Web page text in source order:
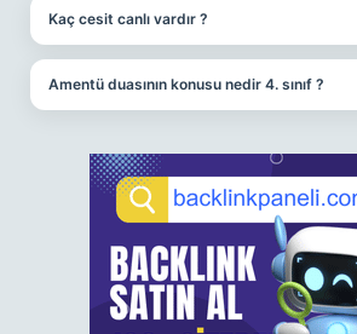
Kaç cesit canlı vardır ?
Amentü duasının konusu nedir 4. sınıf ?